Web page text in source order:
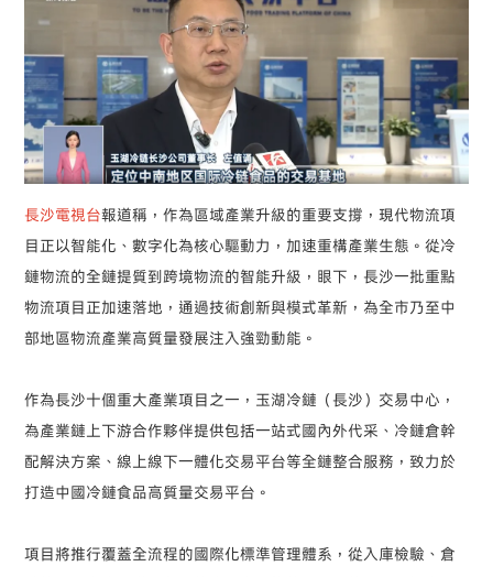
長沙電視台報道稱，作為區域產業升級的重要支撐，現代物流項
目正以智能化、數字化為核心驅動力，加速重構產業生態。從冷
鏈物流的全鏈提質到跨境物流的智能升級，眼下，長沙一批重點
物流項目正加速落地，通過技術創新與模式革新，為全市乃至中
部地區物流產業高質量發展注入強勁動能。
作為長沙十個重大產業項目之一，玉湖冷鏈（長沙）交易中心，
為產業鏈上下游合作夥伴提供包括一站式國內外代采、冷鏈倉幹
配解決方案、線上線下一體化交易平台等全鏈整合服務，致力於
打造中國冷鏈食品高質量交易平台。
項目將推行覆蓋全流程的國際化標準管理體系，從入庫檢驗、倉